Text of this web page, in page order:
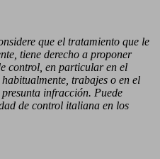
que el tratamiento que le
tiene derecho a proponer
control, en particular en el
trabajes o en el
infracción. Puede
de control italiana en los